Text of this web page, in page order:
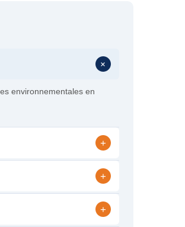
+
environnementales en
+
+
+